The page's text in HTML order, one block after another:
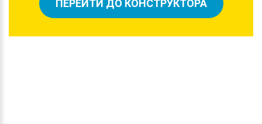
ПЕРЕЙТИ ДО КОНСТРУКТОРА